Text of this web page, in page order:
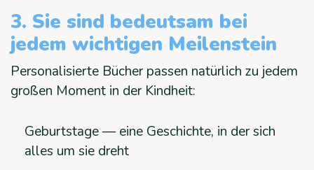
3. Sie sind bedeutsam bei
jedem wichtigen Meilenstein
Personalisierte Bücher passen natürlich zu jedem
großen Moment in der Kindheit:
Geburtstage — eine Geschichte, in der sich
alles um sie dreht